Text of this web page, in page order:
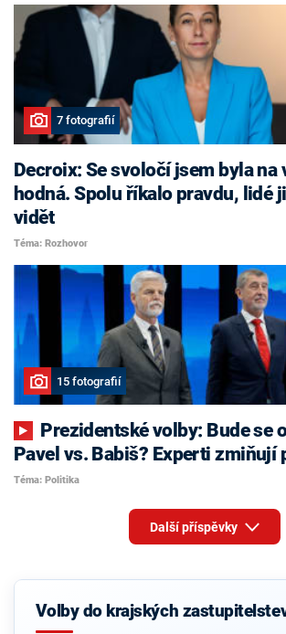
7 fotografií
Decroix: Se svoločí jsem byla na
hodná. Spolu říkalo pravdu, lidé
vidět
Téma: Rozhovor
15 fotografií
Pavel vs. Babiš? Experti zmiňují
Téma: Politika
Další příspěvky
Volby do krajských